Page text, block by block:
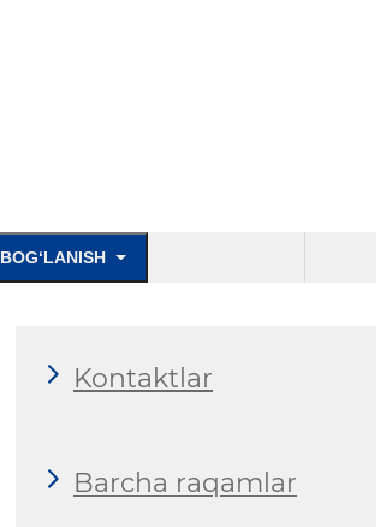
BOG‘LANISH
Kontaktlar
Barcha raqamlar